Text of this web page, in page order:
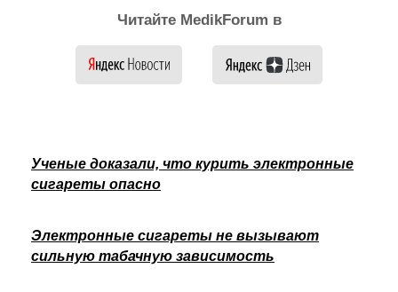
Читайте MedikForum в
Ученые доказали, что курить электронные
сигареты опасно
Электронные сигареты не вызывают
сильную табачную зависимость